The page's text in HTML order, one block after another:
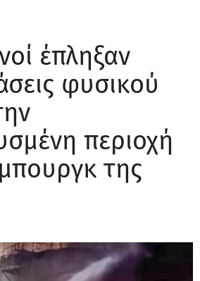
έπληξαν
φυσικού
περιοχή
της